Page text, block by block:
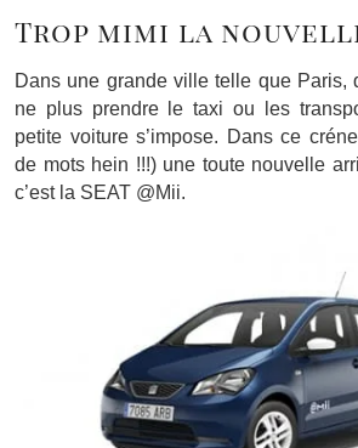
Trop mimi la nouvelle
Dans une grande ville telle que Paris,
ne plus prendre le taxi ou les
petite voiture s’impose. Dans ce
de mots hein !!!) une toute nouvelle
c’est la SEAT @Mii.